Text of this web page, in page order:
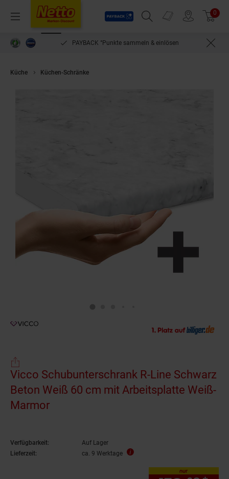
Menü
Payback
Suchfeld einblenden
Prospekte 0
PAYBACK °Punkte sammeln & einlösen
Küche Küchen-Schränke
Vicco Schubunterschrank R-Line Schwarz
Beton Weiß 60 cm mit Arbeitsplatte Weiß-
Marmor
Verfügbarkeit:
Auf Lager
Lieferzeit:
ca. 9 Werktage
nur